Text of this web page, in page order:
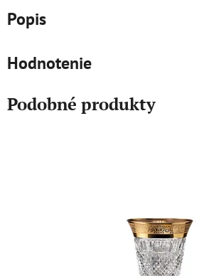
Popis
Hodnotenie
Podobné produkty